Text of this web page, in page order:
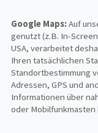
Google Maps:Auf
genutzt (z.B. In-
USA, verarbeitet
Ihren tatsächlichen
Standortbestimmung
Adressen, GPS und
Informationen über
oder